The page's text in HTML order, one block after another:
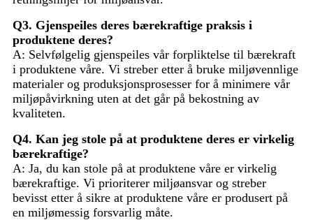
Q3. Gjenspeiles deres bærekraftige praksis i
produktene deres?
A: Selvfølgelig gjenspeiles vår forpliktelse til bærekraft
i produktene våre. Vi streber etter å bruke miljøvennlige
materialer og produksjonsprosesser for å minimere vår
miljøpåvirkning uten at det går på bekostning av
kvaliteten.
Q4. Kan jeg stole på at produktene deres er virkelig
bærekraftige?
A: Ja, du kan stole på at produktene våre er virkelig
bærekraftige. Vi prioriterer miljøansvar og streber
bevisst etter å sikre at produktene våre er produsert på
en miljømessig forsvarlig måte.